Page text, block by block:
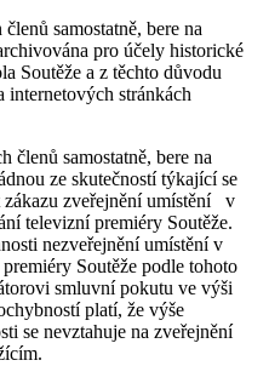
samostatně, bere na
pro účely historické
Soutěže a z těchto důvodu
internetových stránkách
členů samostatně, bere na
ze skutečností týkající se
zákazu zveřejnění umístění v
televizní premiéry Soutěže.
nezveřejnění umístění v
Soutěže podle tohoto
smluvní pokutu ve výši
platí, že výše
se nevztahuje na zveřejnění